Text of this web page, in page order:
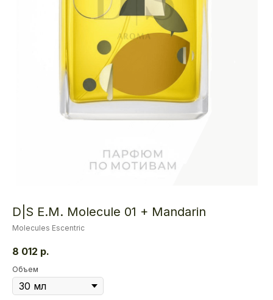
D|S E.M. Molecule 01 + Mandarin
Molecules Escentric
8 012 р.
Объем